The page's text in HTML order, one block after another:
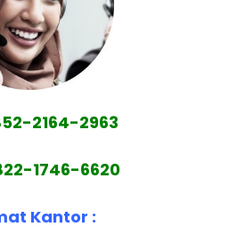
2164-2963
1746-6620
Kantor :